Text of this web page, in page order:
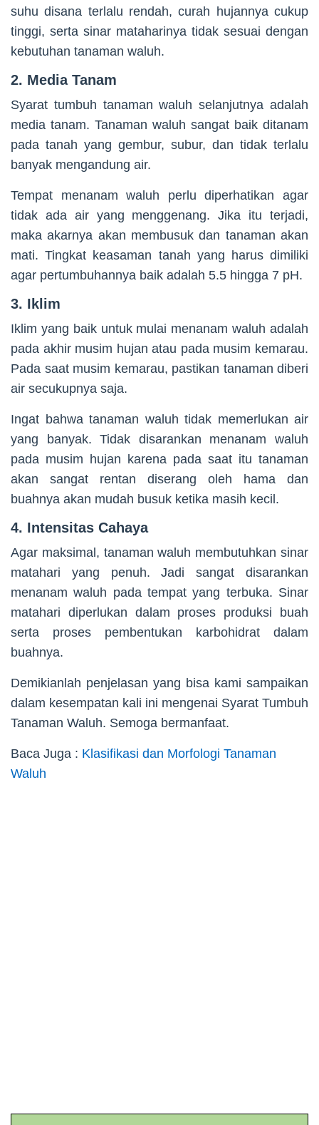
suhu disana terlalu rendah, curah hujannya cukup
tinggi, serta sinar mataharinya tidak sesuai dengan
kebutuhan tanaman waluh.
2. Media Tanam
Syarat tumbuh tanaman waluh selanjutnya adalah
media tanam. Tanaman waluh sangat baik ditanam
pada tanah yang gembur, subur, dan tidak terlalu
banyak mengandung air.
Tempat menanam waluh perlu diperhatikan agar
tidak ada air yang menggenang. Jika itu terjadi,
maka akarnya akan membusuk dan tanaman akan
mati. Tingkat keasaman tanah yang harus dimiliki
agar pertumbuhannya baik adalah 5.5 hingga 7 pH.
3. Iklim
Iklim yang baik untuk mulai menanam waluh adalah
pada akhir musim hujan atau pada musim kemarau.
Pada saat musim kemarau, pastikan tanaman diberi
air secukupnya saja.
Ingat bahwa tanaman waluh tidak memerlukan air
yang banyak. Tidak disarankan menanam waluh
pada musim hujan karena pada saat itu tanaman
akan sangat rentan diserang oleh hama dan
buahnya akan mudah busuk ketika masih kecil.
4. Intensitas Cahaya
Agar maksimal, tanaman waluh membutuhkan sinar
matahari yang penuh. Jadi sangat disarankan
menanam waluh pada tempat yang terbuka. Sinar
matahari diperlukan dalam proses produksi buah
serta proses pembentukan karbohidrat dalam
buahnya.
Demikianlah penjelasan yang bisa kami sampaikan
dalam kesempatan kali ini mengenai Syarat Tumbuh
Tanaman Waluh. Semoga bermanfaat.
Baca Juga : Klasifikasi dan Morfologi Tanaman
Waluh